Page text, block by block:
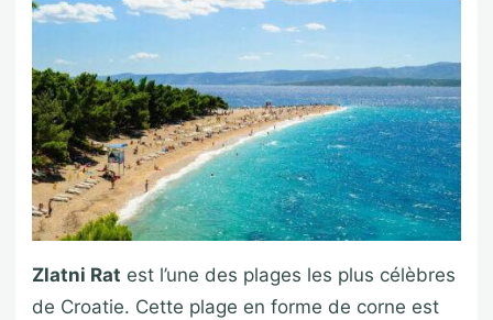
Zlatni Rat est l’une des plages les plus célèbres
de Croatie. Cette plage en forme de corne est